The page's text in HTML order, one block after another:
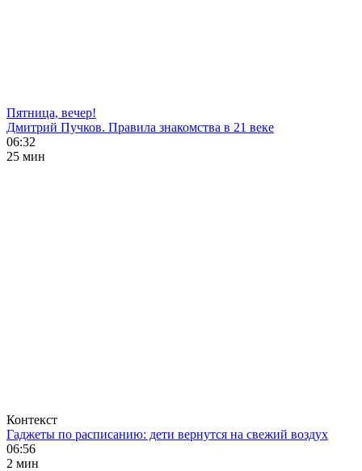
Пятница, вечер!
Дмитрий Пучков. Правила знакомства в 21 веке
06:32
25 мин
Контекст
Гаджеты по расписанию: дети вернутся на свежий воздух
06:56
2 мин